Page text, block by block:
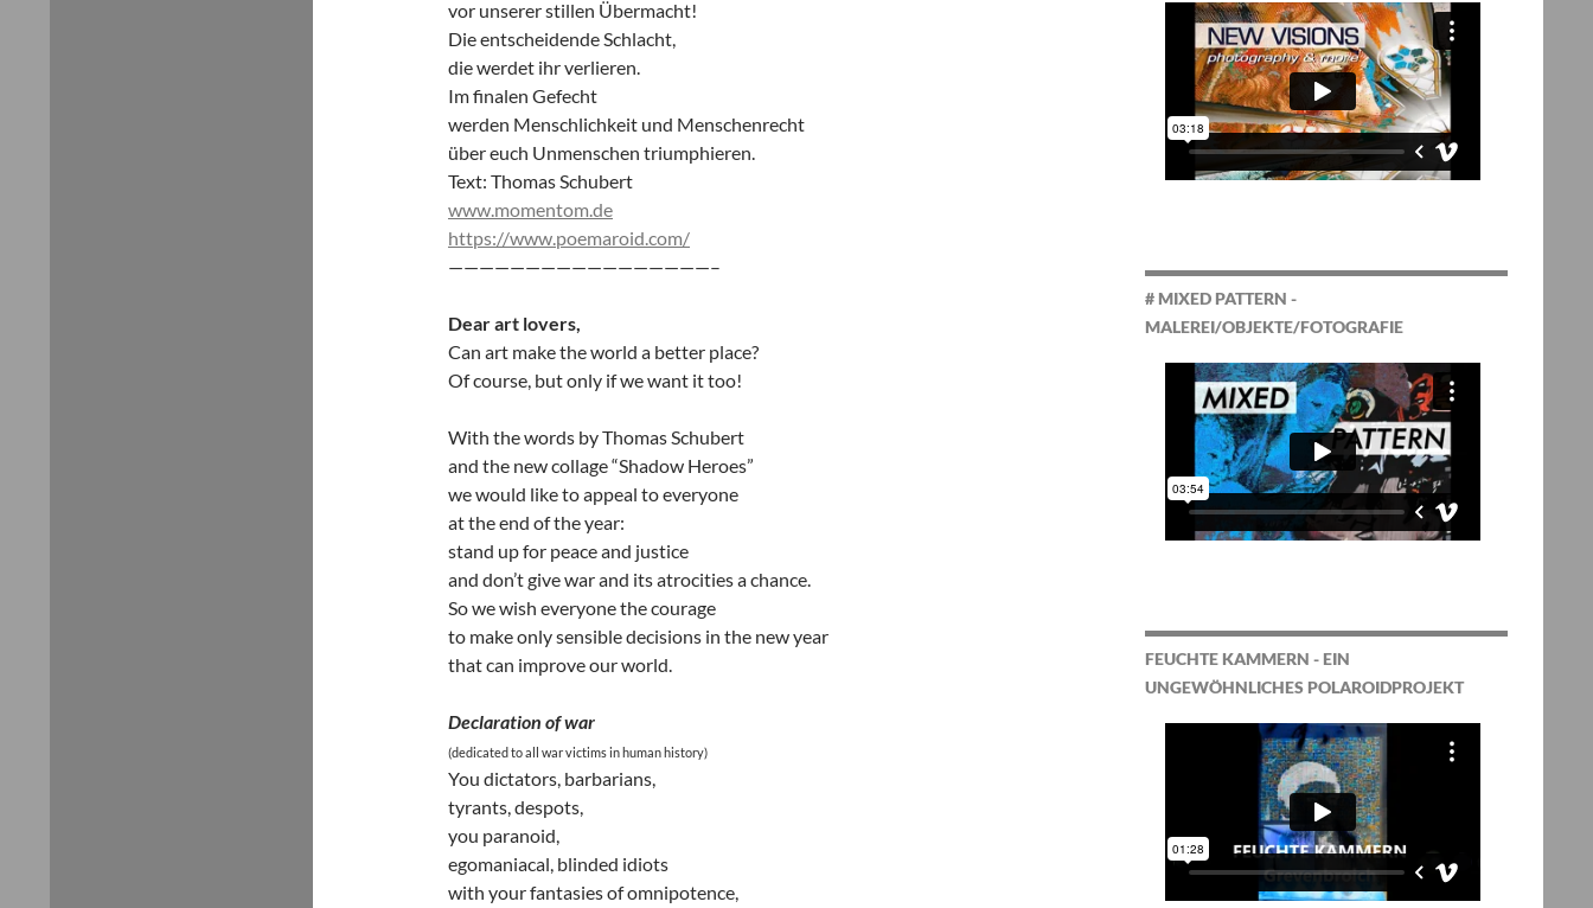
vor unserer stillen Übermacht!
Die entscheidende Schlacht,
die werdet ihr verlieren.
Im finalen Gefecht
werden Menschlichkeit und Menschenrecht
über euch Unmenschen triumphieren.
Text: Thomas Schubert
www.momentom.de
https://www.poemaroid.com/
—————————————————–
Dear art lovers,
Can art make the world a better place?
Of course, but only if we want it too!
With the words by Thomas Schubert
and the new collage “Shadow Heroes”
we would like to appeal to everyone
at the end of the year:
stand up for peace and justice
and don’t give war and its atrocities a chance.
So we wish everyone the courage
to make only sensible decisions in the new year
that can improve our world.
Declaration of war
(dedicated to all war victims in human history)
You dictators, barbarians,
tyrants, despots,
you paranoid,
egomaniacal, blinded idiots
with your fantasies of omnipotence,
# MIXED PATTERN -
MALEREI/OBJEKTE/FOTOGRAFIE
FEUCHTE KAMMERN - EIN
UNGEWÖHNLICHES POLAROIDPROJEKT